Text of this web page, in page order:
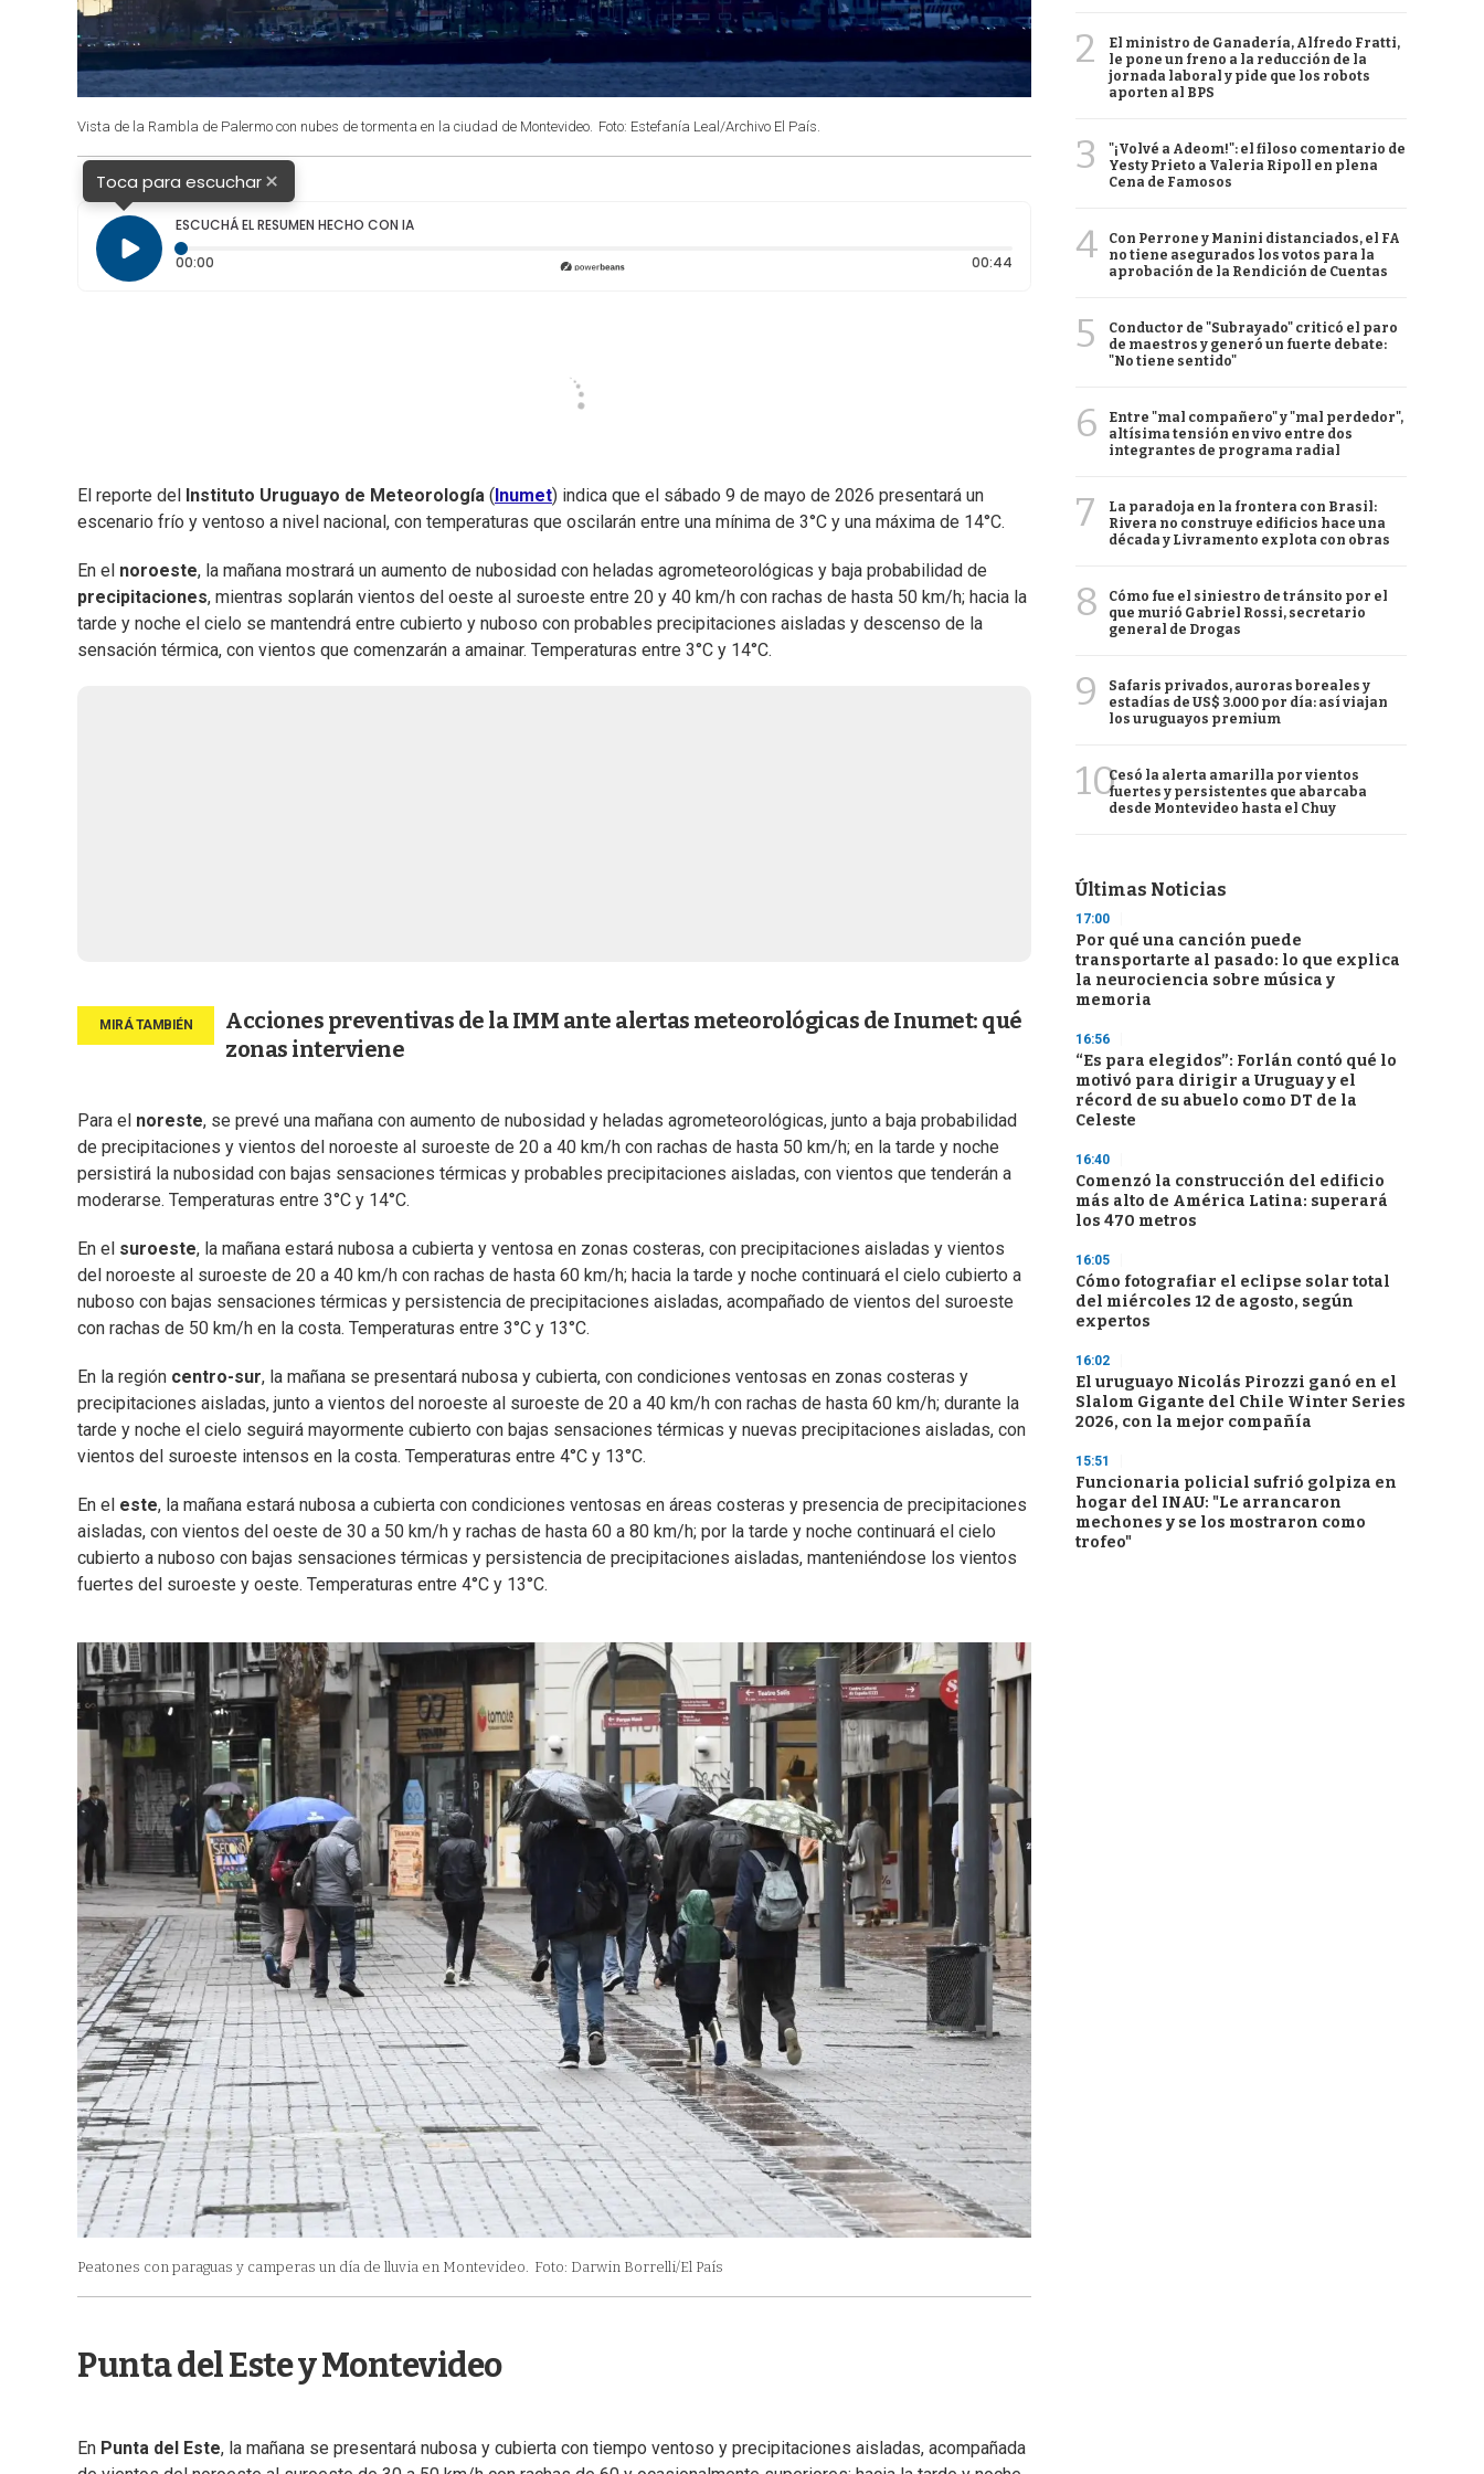
Vista de la Rambla de Palermo con nubes de tormenta en la ciudad de Montevideo. Foto: Estefanía Leal/Archivo El País.
Toca para escuchar×
ESCUCHÁ EL RESUMEN HECHO CON IA
00:00
00:44Duración: 44 segundos
El reporte del Instituto Uruguayo de Meteorología ( Inumet) indica que el sábado 9 de mayo de 2026 presentará un
escenario frío y ventoso a nivel nacional, con temperaturas que oscilarán entre una mínima de 3°C y una máxima de 14°C.
En el noroeste, la mañana mostrará un aumento de nubosidad con heladas agrometeorológicas y baja probabilidad de
precipitaciones, mientras soplarán vientos del oeste al suroeste entre 20 y 40 km/h con rachas de hasta 50 km/h; hacia la
tarde y noche el cielo se mantendrá entre cubierto y nuboso con probables precipitaciones aisladas y descenso de la
sensación térmica, con vientos que comenzarán a amainar. Temperaturas entre 3°C y 14°C.
Acciones preventivas de la IMM ante alertas meteorológicas de Inumet: qué
zonas interviene
Para el noreste, se prevé una mañana con aumento de nubosidad y heladas agrometeorológicas, junto a baja probabilidad
de precipitaciones y vientos del noroeste al suroeste de 20 a 40 km/h con rachas de hasta 50 km/h; en la tarde y noche
persistirá la nubosidad con bajas sensaciones térmicas y probables precipitaciones aisladas, con vientos que tenderán a
moderarse. Temperaturas entre 3°C y 14°C.
En el suroeste, la mañana estará nubosa a cubierta y ventosa en zonas costeras, con precipitaciones aisladas y vientos
del noroeste al suroeste de 20 a 40 km/h con rachas de hasta 60 km/h; hacia la tarde y noche continuará el cielo cubierto a
nuboso con bajas sensaciones térmicas y persistencia de precipitaciones aisladas, acompañado de vientos del suroeste
con rachas de 50 km/h en la costa. Temperaturas entre 3°C y 13°C.
En la región centro-sur, la mañana se presentará nubosa y cubierta, con condiciones ventosas en zonas costeras y
precipitaciones aisladas, junto a vientos del noroeste al suroeste de 20 a 40 km/h con rachas de hasta 60 km/h; durante la
tarde y noche el cielo seguirá mayormente cubierto con bajas sensaciones térmicas y nuevas precipitaciones aisladas, con
vientos del suroeste intensos en la costa. Temperaturas entre 4°C y 13°C.
En el este, la mañana estará nubosa a cubierta con condiciones ventosas en áreas costeras y presencia de precipitaciones
aisladas, con vientos del oeste de 30 a 50 km/h y rachas de hasta 60 a 80 km/h; por la tarde y noche continuará el cielo
cubierto a nuboso con bajas sensaciones térmicas y persistencia de precipitaciones aisladas, manteniéndose los vientos
fuertes del suroeste y oeste. Temperaturas entre 4°C y 13°C.
Peatones con paraguas y camperas un día de lluvia en Montevideo. Foto: Darwin Borrelli/El País
Punta del Este y Montevideo
En Punta del Este, la mañana se presentará nubosa y cubierta con tiempo ventoso y precipitaciones aisladas, acompañada
2
El ministro de Ganadería, Alfredo Fratti,
le pone un freno a la reducción de la
jornada laboral y pide que los robots
aporten al BPS
3
"¡Volvé a Adeom!": el filoso comentario de
Yesty Prieto a Valeria Ripoll en plena
Cena de Famosos
4
Con Perrone y Manini distanciados, el FA
no tiene asegurados los votos para la
aprobación de la Rendición de Cuentas
5
Conductor de "Subrayado" criticó el paro
de maestros y generó un fuerte debate:
"No tiene sentido"
6
Entre "mal compañero" y "mal perdedor",
altísima tensión en vivo entre dos
integrantes de programa radial
7
La paradoja en la frontera con Brasil:
Rivera no construye edificios hace una
década y Livramento explota con obras
8
Cómo fue el siniestro de tránsito por el
que murió Gabriel Rossi, secretario
general de Drogas
9
Safaris privados, auroras boreales y
estadías de US$ 3.000 por día: así viajan
los uruguayos premium
10Cesó la alerta amarilla por vientos
fuertes y persistentes que abarcaba
desde Montevideo hasta el Chuy
Últimas Noticias
17:00
Por qué una canción puede
transportarte al pasado: lo que explica
la neurociencia sobre música y
memoria
16:56
“Es para elegidos”: Forlán contó qué lo
motivó para dirigir a Uruguay y el
récord de su abuelo como DT de la
Celeste
16:40
Comenzó la construcción del edificio
más alto de América Latina: superará
los 470 metros
16:05
Cómo fotografiar el eclipse solar total
del miércoles 12 de agosto, según
expertos
16:02
El uruguayo Nicolás Pirozzi ganó en el
Slalom Gigante del Chile Winter Series
2026, con la mejor compañía
15:51
Funcionaria policial sufrió golpiza en
hogar del INAU: "Le arrancaron
mechones y se los mostraron como
trofeo"